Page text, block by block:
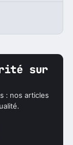
sur
: nos articles